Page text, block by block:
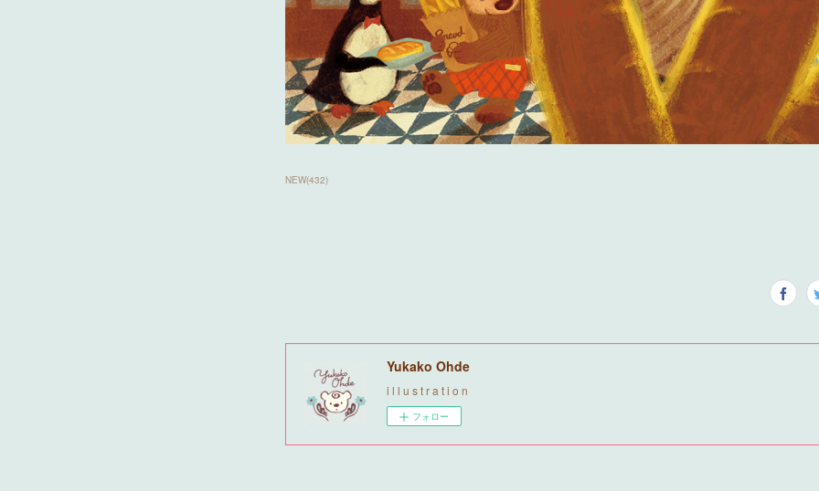
NEW(432)
Yukako Ohde
i l l u s t r a t i o n
フォロー